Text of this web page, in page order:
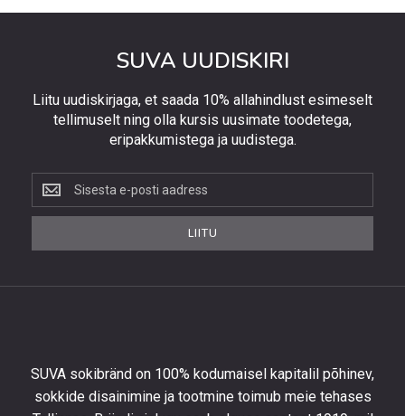
SUVA UUDISKIRI
Liitu uudiskirjaga, et saada 10% allahindlust esimeselt
tellimuselt ning olla kursis uusimate toodetega,
eripakkumistega ja uudistega.
Liitu
uudiskirjaga,
et
kursis
uusimate
LIITU
SUVA sokibränd on 100% kodumaisel kapitalil põhinev,
sokkide disainimine ja tootmine toimub meie tehases